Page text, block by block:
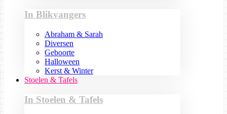
In Blikvangers
Abraham & Sarah
Diversen
Geboorte
Halloween
Kerst & Winter
Stoelen & Tafels
In Stoelen & Tafels